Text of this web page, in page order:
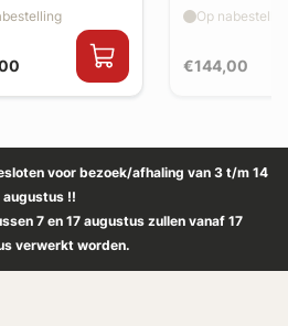
€144,00
Op
voor bezoek/afhaling van 3 t/m 14
augustus !!
7 en 17 augustus zullen vanaf 17
verwerkt worden.